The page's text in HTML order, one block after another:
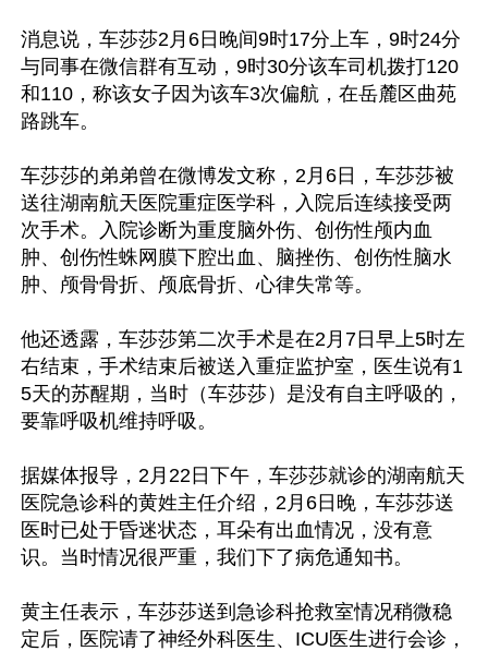
消息说，车莎莎2月6日晚间9时17分上车，9时24分
与同事在微信群有互动，9时30分该车司机拨打120
和110，称该女子因为该车3次偏航，在岳麓区曲苑
路跳车。
车莎莎的弟弟曾在微博发文称，2月6日，车莎莎被
送往湖南航天医院重症医学科，入院后连续接受两
次手术。入院诊断为重度脑外伤、创伤性颅内血
肿、创伤性蛛网膜下腔出血、脑挫伤、创伤性脑水
肿、颅骨骨折、颅底骨折、心律失常等。
他还透露，车莎莎第二次手术是在2月7日早上5时左
右结束，手术结束后被送入重症监护室，医生说有1
5天的苏醒期，当时（车莎莎）是没有自主呼吸的，
要靠呼吸机维持呼吸。
据媒体报导，2月22日下午，车莎莎就诊的湖南航天
医院急诊科的黄姓主任介绍，2月6日晚，车莎莎送
医时已处于昏迷状态，耳朵有出血情况，没有意
识。当时情况很严重，我们下了病危通知书。
黄主任表示，车莎莎送到急诊科抢救室情况稍微稳
定后，医院请了神经外科医生、ICU医生进行会诊，